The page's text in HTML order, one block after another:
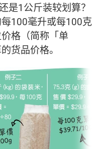
是1公斤装较划算？
100毫升或每100克
格（简称「单
货品价格。